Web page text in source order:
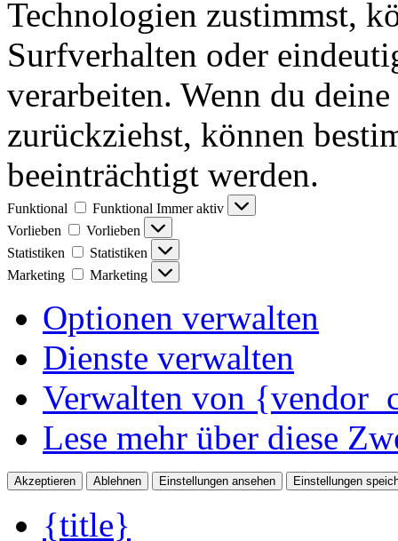
Technologien zustimmst,
Surfverhalten oder
verarbeiten. Wenn du
zurückziehst, können
beeinträchtigt werden.
Funktional Funktional Immer aktiv
Vorlieben
Vorlieben
Statistiken
Statistiken
Marketing
Marketing
Optionen verwalten
Dienste verwalten
Verwalten von
Lese mehr über diese
Akzeptieren Ablehnen Einstellungen ansehen Einstellungen
{title}